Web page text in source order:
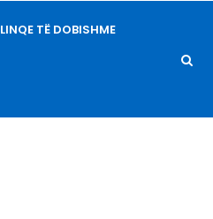
LINQE TË DOBISHME